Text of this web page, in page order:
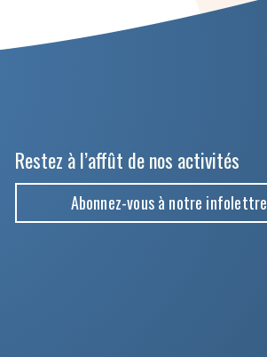
Restez à l’affût de nos activités
Abonnez-vous à notre infolettre